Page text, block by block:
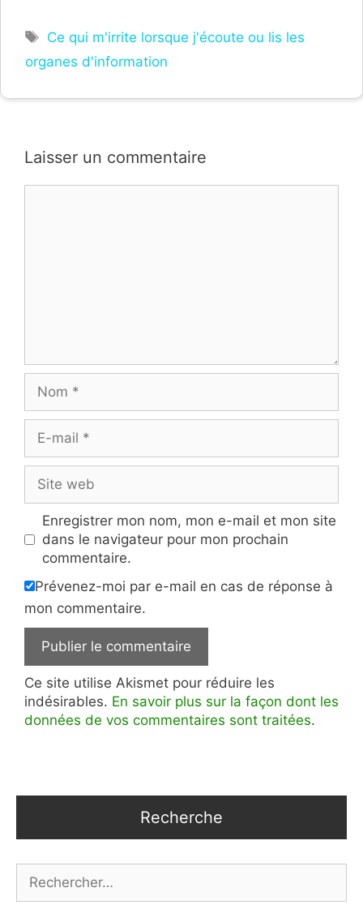
Étiquettes
Ce qui m'irrite lorsque j'écoute ou lis les
organes d'information
Laisser un commentaire
mail
web
Enregistrer mon nom, mon e-mail et mon site
dans le navigateur pour mon prochain
commentaire.
Prévenez-moi par e-mail en cas de réponse à
mon commentaire.
Ce site utilise Akismet pour réduire les
indésirables. En savoir plus sur la façon dont les
données de vos commentaires sont traitées.
Recherche